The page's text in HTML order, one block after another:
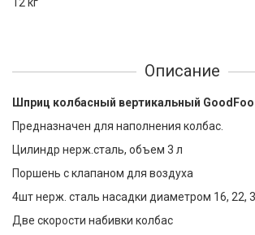
Описание
Шприц колбасный вертикальный
Предназначен для наполнения колбас.
Цилиндр нерж.сталь, объем 3 л
Поршень с клапаном для воздуха
4шт нерж. сталь насадки диаметром 16, 22,
Две скорости набивки колбас